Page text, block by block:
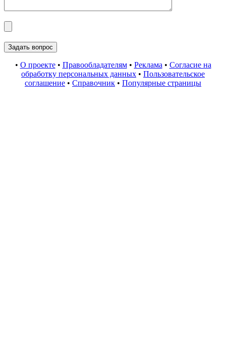
• О проекте• Правообладателям• Реклама • Согласие на
обработку персональных данных • Пользовательское
соглашение • Справочник • Популярные страницы